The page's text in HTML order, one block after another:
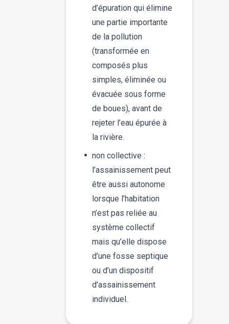
d’épuration qui élimine
une partie importante
de la pollution
(transformée en
composés plus
simples, éliminée ou
évacuée sous forme
de boues), avant de
rejeter l’eau épurée à
la rivière.
non collective :
l’assainissement peut
être aussi autonome
lorsque l’habitation
n’est pas reliée au
système collectif
mais qu’elle dispose
d’une fosse septique
ou d’un dispositif
d’assainissement
individuel.